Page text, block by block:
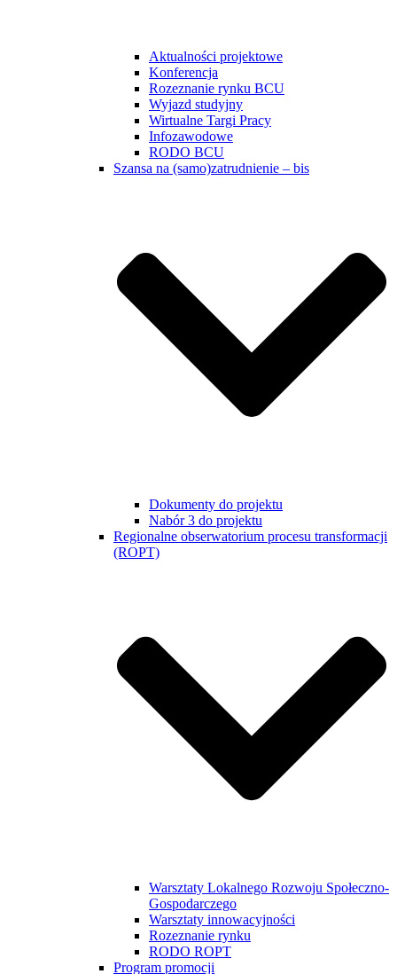
Aktualności projektowe
Konferencja
Rozeznanie rynku BCU
Wyjazd studyjny
Wirtualne Targi Pracy
Infozawodowe
RODO BCU
Szansa na (samo)zatrudnienie – bis
Dokumenty do projektu
Nabór 3 do projektu
Regionalne obserwatorium procesu transformacji
(ROPT)
Warsztaty Lokalnego Rozwoju Społeczno-
Gospodarczego
Warsztaty innowacyjności
Rozeznanie rynku
RODO ROPT
Program promocji